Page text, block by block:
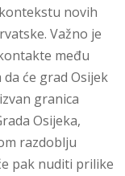
novih
Važno je
među
će grad Osijek
granica
Osijeka,
razdoblju
pak nuditi prilike